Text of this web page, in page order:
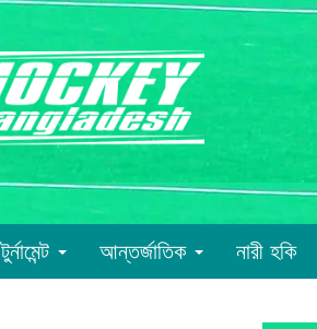
টুর্নামেন্ট আন্তর্জাতিক নারী হকি